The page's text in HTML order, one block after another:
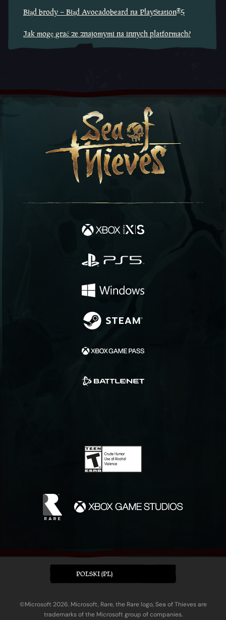
Błąd brody – Błąd Avocadobeard na PlayStation®5
Jak mogę grać ze znajomymi na innych platformach?
POLSKI (PL)
©Microsoft 2026. Microsoft, Rare, the Rare logo, Sea of Thieves are
trademarks of the Microsoft group of companies.